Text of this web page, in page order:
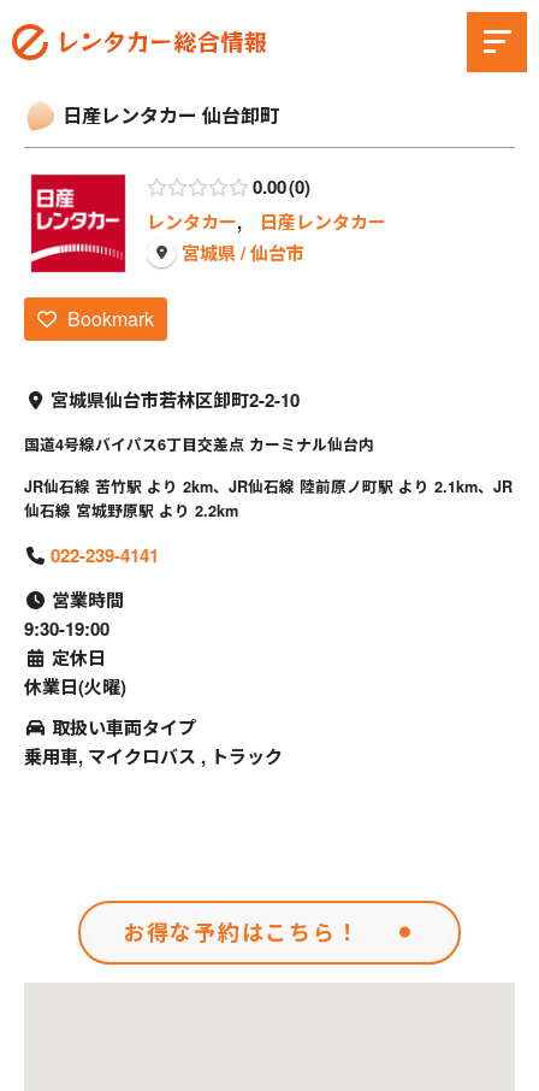
日産レンタカー 仙台卸町
0.00 0
レンタカー, 日産レンタカー
宮城県 / 仙台市
Bookmark
宮城県仙台市若林区卸町2-2-10
国道4号線バイパス6丁目交差点 カーミナル仙台内
JR仙石線 苦竹駅 より 2km、JR仙石線 陸前原ノ町駅 より 2.1km、JR
仙石線 宮城野原駅 より 2.2km
022-239-4141
営業時間
9:30-19:00
定休日
休業日(火曜)
取扱い車両タイプ
乗用車, マイクロバス , トラック
お得な予約はこちら！